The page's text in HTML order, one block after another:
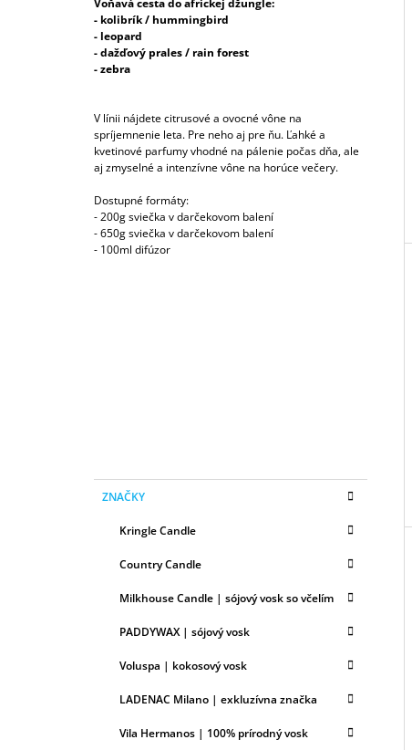
Voňavá cesta do africkej džungle:
- kolibrík / hummingbird
- leopard
- dažďový prales / rain forest
- zebra
V línii nájdete citrusové a ovocné vône na
spríjemnenie leta. Pre neho aj pre ňu. Ľahké a
kvetinové parfumy vhodné na pálenie počas dňa, ale
aj zmyselné a intenzívne vône na horúce večery.
Dostupné formáty:
- 200g sviečka v darčekovom balení
- 650g sviečka v darčekovom balení
- 100ml difúzor
kategórie
K
AZNAČKY
Kringle Candle
Country Candle
Milkhouse Candle | sójový vosk so včelím
PADDYWAX | sójový vosk
Voluspa | kokosový vosk
LADENAC Milano | exkluzívna značka
Vila Hermanos | 100% prírodný vosk
6,79 €